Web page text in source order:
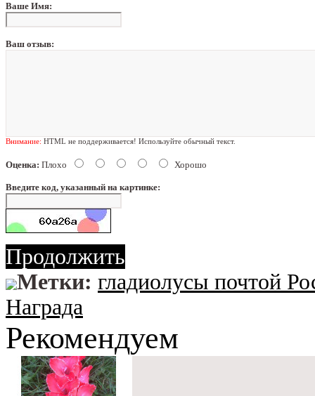
Ваше Имя:
Ваш отзыв:
Внимание: HTML не поддерживается! Используйте обычный текст.
Оценка: Плохо Хорошо
Введите код, указанный на картинке:
Продолжить
Метки: гладиолусы почтой
Награда
Рекомендуем